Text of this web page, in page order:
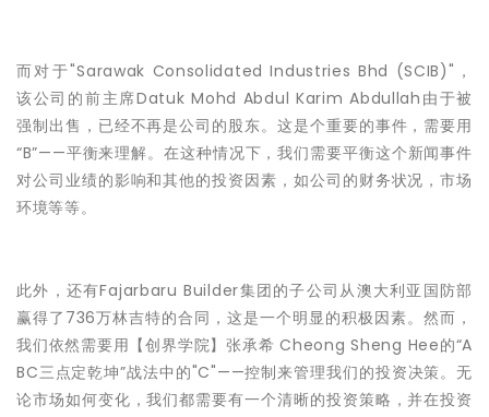
而对于"Sarawak Consolidated Industries Bhd (SCIB)"，
该公司的前主席Datuk Mohd Abdul Karim Abdullah由于被
强制出售，已经不再是公司的股东。这是个重要的事件，需要用
“B”——平衡来理解。在这种情况下，我们需要平衡这个新闻事件
对公司业绩的影响和其他的投资因素，如公司的财务状况，市场
环境等等。
此外，还有Fajarbaru Builder集团的子公司从澳大利亚国防部
赢得了736万林吉特的合同，这是一个明显的积极因素。然而，
我们依然需要用【创界学院】张承希 Cheong Sheng Hee的“A
BC三点定乾坤”战法中的"C"——控制来管理我们的投资决策。无
论市场如何变化，我们都需要有一个清晰的投资策略，并在投资